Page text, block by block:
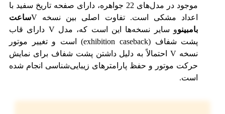
موجود در مدل‌های 22 جواهره، دارای صفحه تاریخ سفید با
اعداد مشکی است. تفاوت اصلی بین نسخه V
ساعت
بامبینو
و سایر نسخه‌ها این است که، مدل V دارای قاب
پشت شفاف (exhibition caseback) است و تغییر موتور
نسخه V احتمالاً به دلیل داشتن پشت شفاف برای نمایش
حرکت موتور و حفظ پارامتر‌های زیبایی‌شناسی انجام شده
است.